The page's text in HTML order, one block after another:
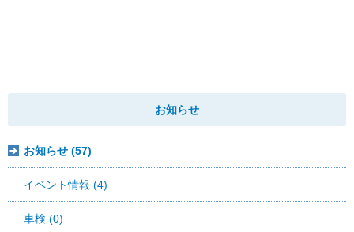
お知らせ
お知らせ (57)
イベント情報 (4)
車検 (0)